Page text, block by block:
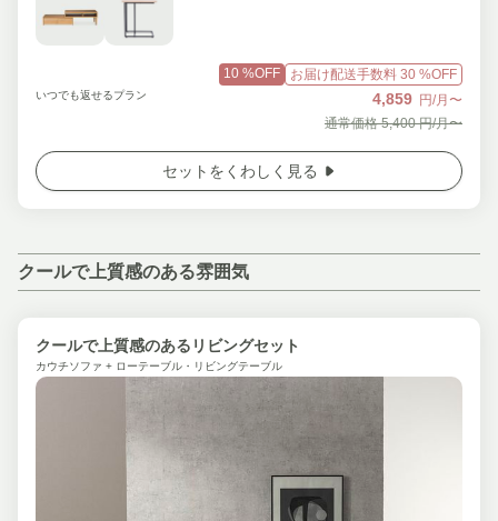
10 %OFF お届け配送手数料 30 %OFF
いつでも返せるプラン 4,859 円/月〜
通常価格 5,400 円/月〜
セットをくわしく見る
クールで上質感のある雰囲気
クールで上質感のあるリビングセット
カウチソファ + ローテーブル・リビングテーブル